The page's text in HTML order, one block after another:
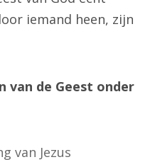
iemand heen, zijn
van de Geest onder
van Jezus